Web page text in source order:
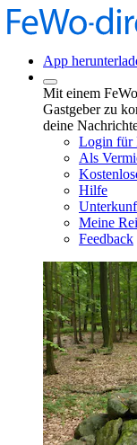
App
Mit einem
Gastgeber zu
deine
Login für
Als
Hilfe
Meine
Feedback